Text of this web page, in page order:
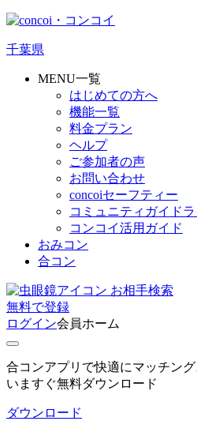
千葉県
MENU一覧
はじめての方へ
機能一覧
料金プラン
ヘルプ
ご参加者の声
お問い合わせ
concoiセーフティー
コミュニティガイド
コンコイ活用ガイド
おみコン
合コン
お相手検索
無料で登録
ログイン会員ホーム
合コンアプリで快適にマッチング
いますぐ無料ダウンロード
ダウンロード